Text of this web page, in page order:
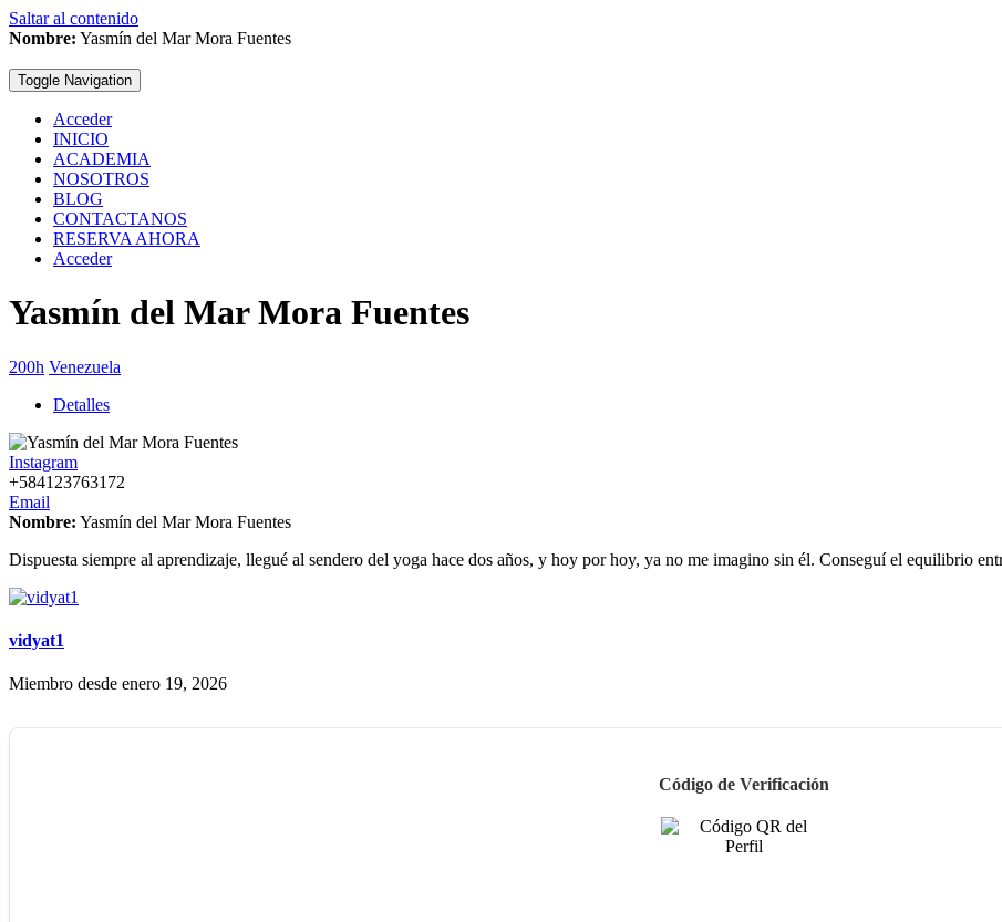
Saltar al contenido
Nombre: Yasmín del Mar Mora Fuentes
Toggle Navigation
Acceder
INICIO
ACADEMIA
NOSOTROS
BLOG
CONTACTANOS
RESERVA AHORA
Acceder
Yasmín del Mar Mora Fuentes
200h Venezuela
Detalles
Instagram
+584123763172
Email
Nombre: Yasmín del Mar Mora Fuentes
Dispuesta siempre al aprendizaje, llegué al sendero del yoga hace dos años, y hoy por hoy, ya no me imagino sin él. Conseguí el equilibrio
vidyat1
Miembro desde enero 19, 2026
Código de Verificación